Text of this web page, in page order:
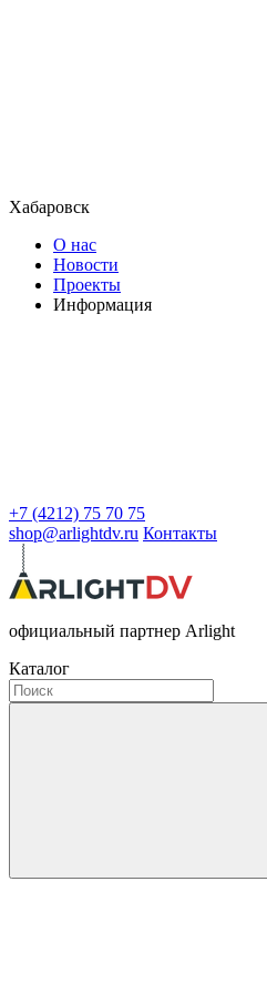
Хабаровск
О нас
Новости
Проекты
Информация
+7 (4212) 75 70 75
shop@arlightdv.ru Контакты
официальный партнер Arlight
Каталог